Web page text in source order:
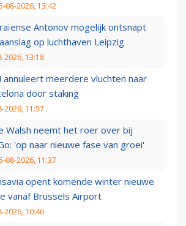
08-2026, 13:42
Antonov mogelijk ontsnapt
op luchthaven Leipzig
2026, 13:18
annuleert meerdere vluchten naar
door staking
2026, 11:57
Walsh neemt het roer over bij
'op naar nieuwe fase van groei'
08-2026, 11:37
opent komende winter nieuwe
vanaf Brussels Airport
2026, 10:46